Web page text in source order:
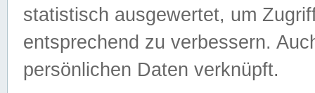
statistisch ausgewertet, um
entsprechend zu verbessern.
persönlichen Daten verknüpft.